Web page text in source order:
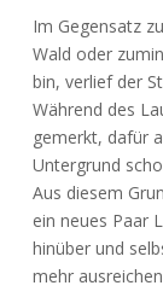
Im Gegensatz
Wald oder
bin, verlief der
Während des
gemerkt, dafür
Untergrund
Aus diesem
ein neues Paar
hinüber und
mehr